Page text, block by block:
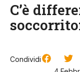
C’è
Condividi